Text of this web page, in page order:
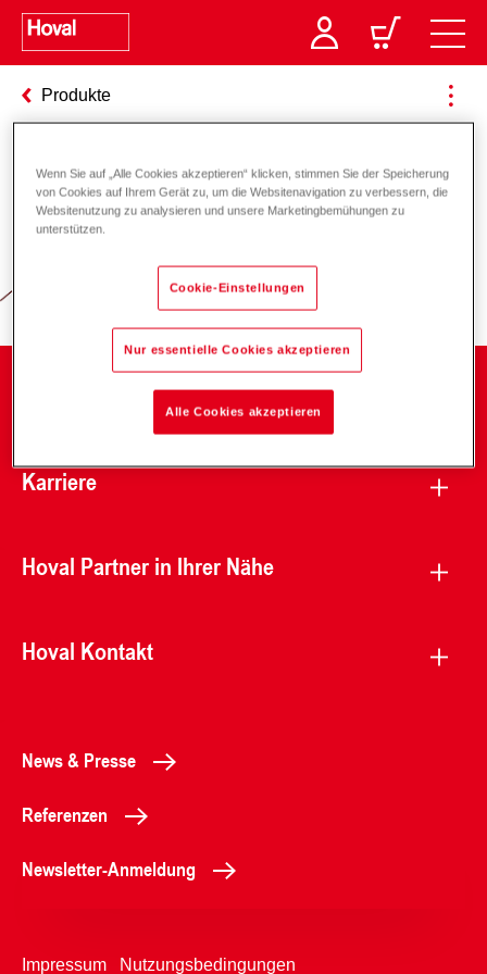
Produkte
Verantwortung für Energie und
Karriere
Hoval Partner in Ihrer Nähe
Hoval Kontakt
News & Presse
Referenzen
Newsletter-Anmeldung
Impressum Nutzungsbedingungen
Wenn Sie auf „Alle Cookies akzeptieren“ klicken, stimmen Sie der Speicherung
von Cookies auf Ihrem Gerät zu, um die Websitenavigation zu verbessern, die
Websitenutzung zu analysieren und unsere Marketingbemühungen zu
unterstützen.
Cookie-Einstellungen
Nur essentielle Cookies akzeptieren
Alle Cookies akzeptieren